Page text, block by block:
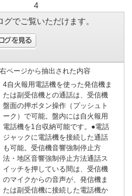
4
でご覧いただけます。
右ページから抽出された内容
4自火報用電話機を使った発信機ま
たは副受信機との通話は、受信機
盤面の押ボタン操作（プッシュト
ーク）で可能。盤内には自火報用
電話機を1台収納可能です。●電話
ジャックに電話機を接続した通話
も可能。受信機音響強制停止方
法・地区音響強制停止方法通話ス
イッチを押している間は、受信機
のマイクからの音声が、発信機ま
たは副受信機に接続した電話機か